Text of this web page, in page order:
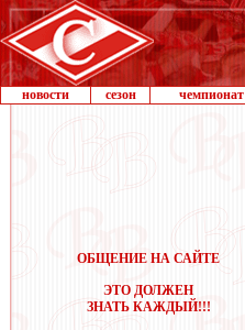
новости сезон чемпионат
ОБЩЕНИЕ НА САЙТЕ
ЭТО ДОЛЖЕН
ЗНАТЬ КАЖДЫЙ!!!